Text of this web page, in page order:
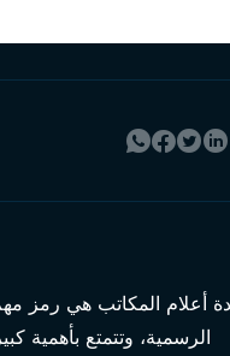
أعلام المكاتب هي رمز
الرسمية، وتتمتع بأهمية